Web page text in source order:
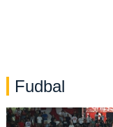
Fudbal